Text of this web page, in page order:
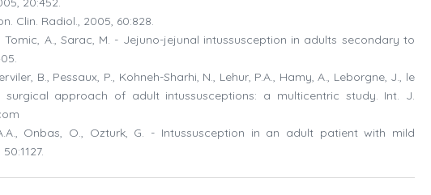
Clin. Radiol., 2005, 60:828.
Tomic, A., Sarac, M. - Jejuno-jejunal intussusception in adults secondary to
B., Pessaux, P., Kohneh-Sharhi, N., Lehur, P.A., Hamy, A., Leborgne, J., le
surgical approach of adult intussusceptions: a multicentric study. Int. J.
Onbas, O., Ozturk, G. - Intussusception in an adult patient with mild